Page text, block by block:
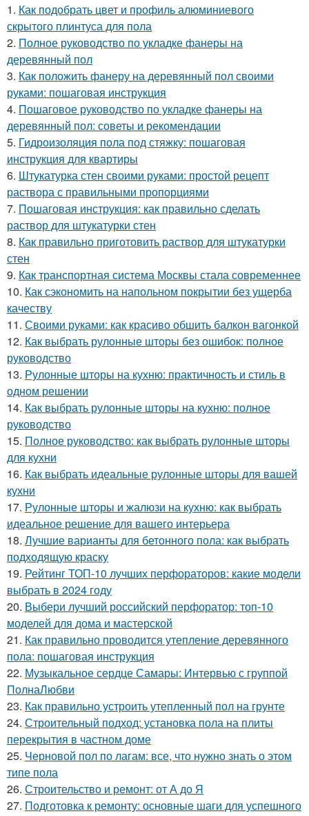
1. Как подобрать цвет и профиль алюминиевого
скрытого плинтуса для пола
2. Полное руководство по укладке фанеры на
деревянный пол
3. Как положить фанеру на деревянный пол своими
руками: пошаговая инструкция
4. Пошаговое руководство по укладке фанеры на
деревянный пол: советы и рекомендации
5. Гидроизоляция пола под стяжку: пошаговая
инструкция для квартиры
6. Штукатурка стен своими руками: простой рецепт
раствора с правильными пропорциями
7. Пошаговая инструкция: как правильно сделать
раствор для штукатурки стен
8. Как правильно приготовить раствор для штукатурки
стен
9. Как транспортная система Москвы стала современнее
10. Как сэкономить на напольном покрытии без ущерба
качеству
11. Своими руками: как красиво обшить балкон вагонкой
12. Как выбрать рулонные шторы без ошибок: полное
руководство
13. Рулонные шторы на кухню: практичность и стиль в
одном решении
14. Как выбрать рулонные шторы на кухню: полное
руководство
15. Полное руководство: как выбрать рулонные шторы
для кухни
16. Как выбрать идеальные рулонные шторы для вашей
кухни
17. Рулонные шторы и жалюзи на кухню: как выбрать
идеальное решение для вашего интерьера
18. Лучшие варианты для бетонного пола: как выбрать
подходящую краску
19. Рейтинг ТОП-10 лучших перфораторов: какие модели
выбрать в 2024 году
20. Выбери лучший российский перфоратор: топ-10
моделей для дома и мастерской
21. Как правильно проводится утепление деревянного
пола: пошаговая инструкция
22. Музыкальное сердце Самары: Интервью с группой
ПолнаЛюбви
23. Как правильно устроить утепленный пол на грунте
24. Строительный подход: установка пола на плиты
перекрытия в частном доме
25. Черновой пол по лагам: все, что нужно знать о этом
типе пола
26. Строительство и ремонт: от А до Я
27. Подготовка к ремонту: основные шаги для успешного